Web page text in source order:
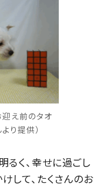
迎え前のタオ
り提供）
るく、幸せに過ごし
して、たくさんのお